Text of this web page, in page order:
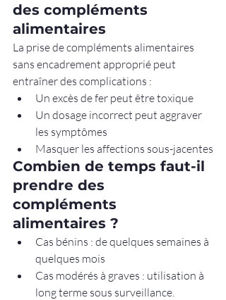
des compléments
alimentaires
La prise de compléments alimentaires
sans encadrement approprié peut
entraîner des complications :
Un excès de fer peut être toxique
Un dosage incorrect peut aggraver
les symptômes
Masquer les affections sous-jacentes
Combien de temps faut-il
prendre des
compléments
alimentaires ?
Cas bénins : de quelques semaines à
quelques mois
Cas modérés à graves : utilisation à
long terme sous surveillance.